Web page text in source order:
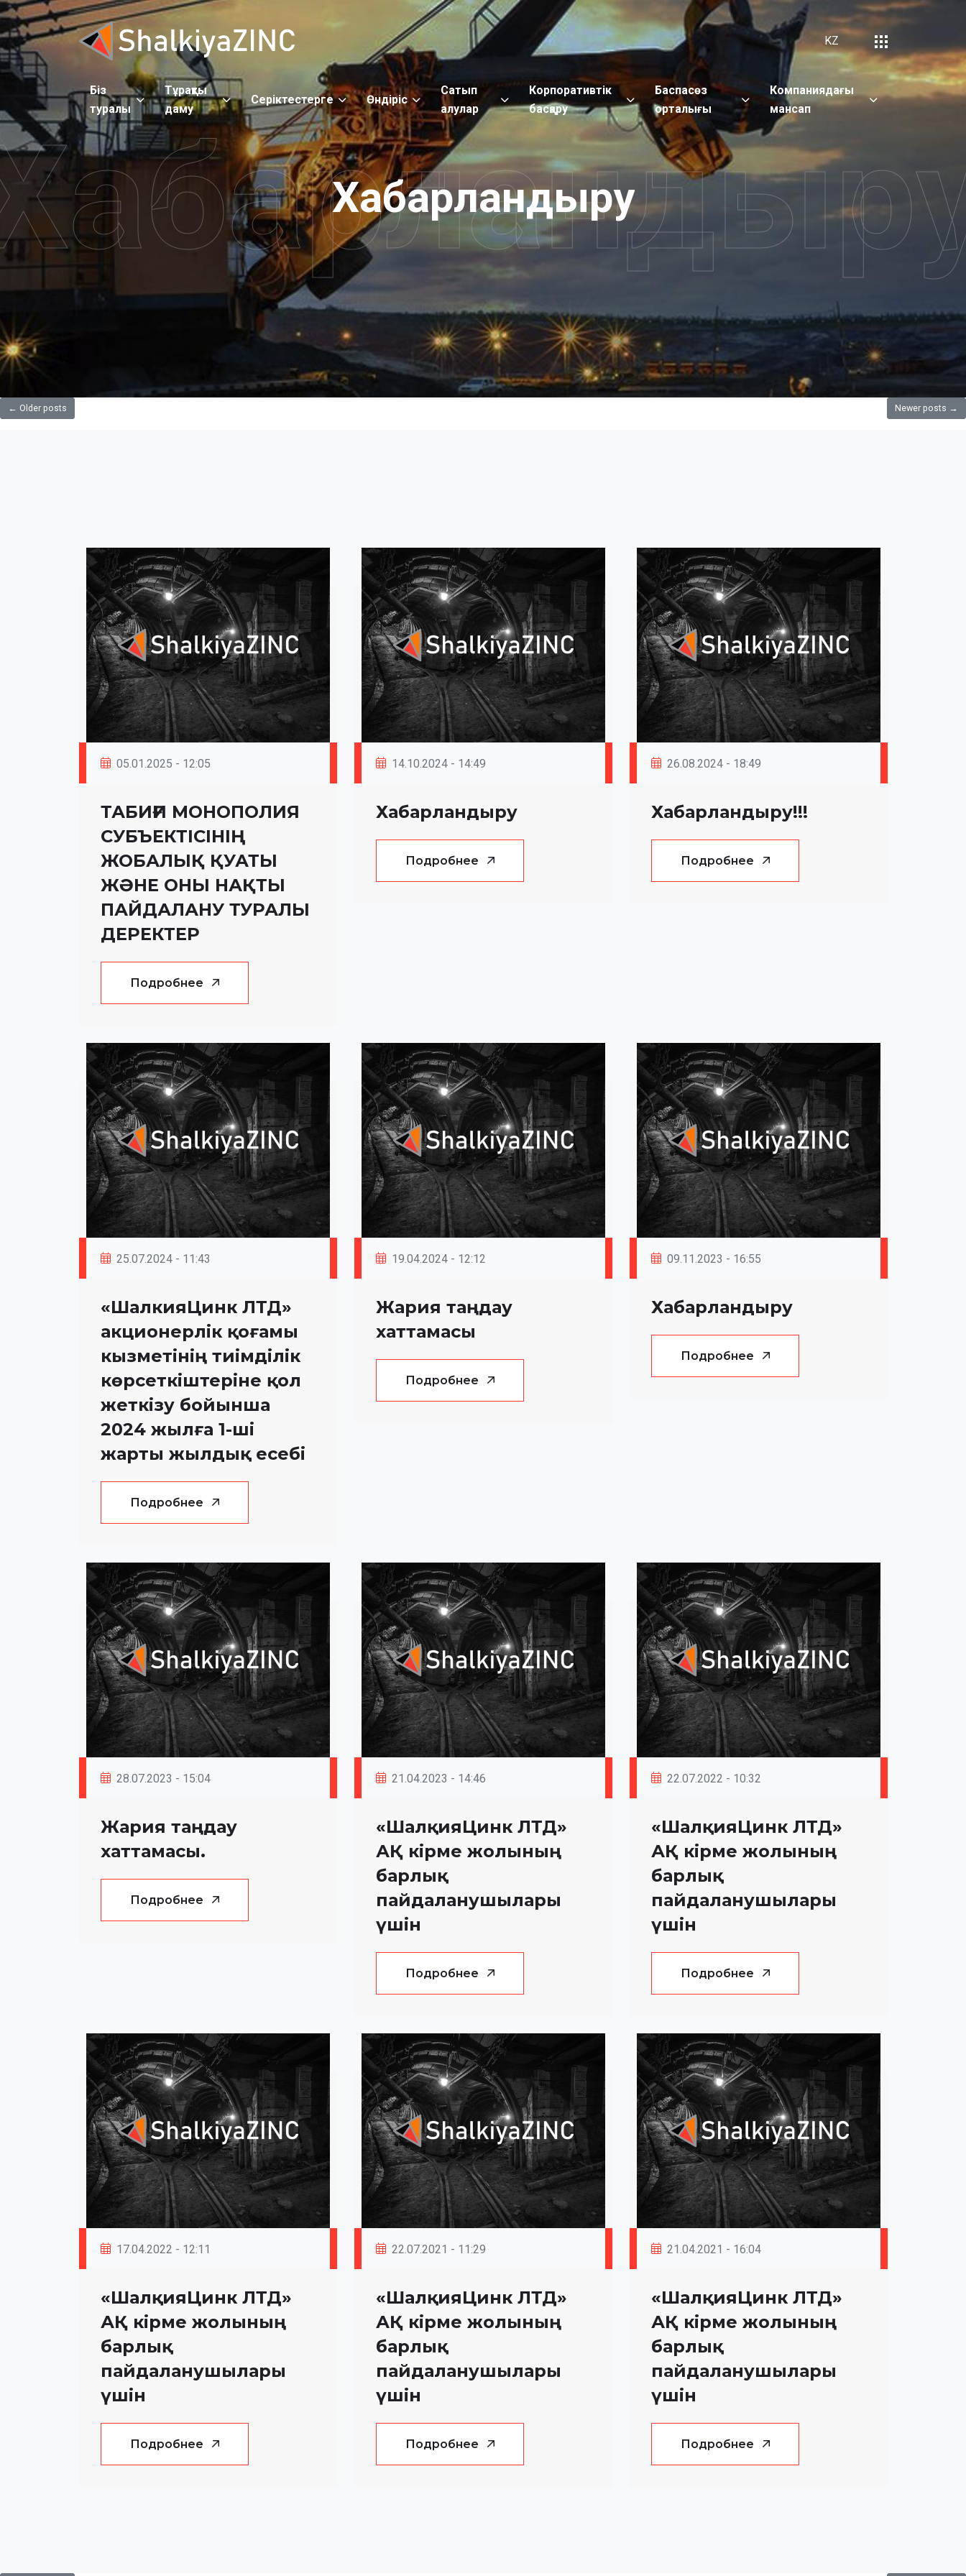
KZ
Біз
туралы
Тұрақты
даму
Серіктестерге Өндіріс
Сатып
алулар
Корпоративтік
басқару
Баспасөз
орталығы
Компаниядағы
мансап
Хабарландыру
← Older posts Newer posts →
05.01.2025 - 12:05
ТАБИҒИ МОНОПОЛИЯ
СУБЪЕКТІСІНІҢ
ЖОБАЛЫҚ ҚУАТЫ
ЖӘНЕ ОНЫ НАҚТЫ
ПАЙДАЛАНУ ТУРАЛЫ
ДЕРЕКТЕР
Подробнее
14.10.2024 - 14:49
Хабарландыру
Подробнее
26.08.2024 - 18:49
Хабарландыру!!!
Подробнее
25.07.2024 - 11:43
«ШалкияЦинк ЛТД»
акционерлік қоғамы
кызметінің тиімділік
көрсеткіштеріне қол
жеткізу бойынша
2024 жылға 1-ші
жарты жылдық есебі
Подробнее
19.04.2024 - 12:12
Жария таңдау
хаттамасы
Подробнее
09.11.2023 - 16:55
Хабарландыру
Подробнее
28.07.2023 - 15:04
Жария таңдау
хаттамасы.
Подробнее
21.04.2023 - 14:46
«ШалқияЦинк ЛТД»
АҚ кірме жолының
барлық
пайдаланушылары
үшін
Подробнее
22.07.2022 - 10:32
«ШалқияЦинк ЛТД»
АҚ кірме жолының
барлық
пайдаланушылары
үшін
Подробнее
17.04.2022 - 12:11
«ШалқияЦинк ЛТД»
АҚ кірме жолының
барлық
пайдаланушылары
үшін
Подробнее
22.07.2021 - 11:29
«ШалқияЦинк ЛТД»
АҚ кірме жолының
барлық
пайдаланушылары
үшін
Подробнее
21.04.2021 - 16:04
«ШалқияЦинк ЛТД»
АҚ кірме жолының
барлық
пайдаланушылары
үшін
Подробнее